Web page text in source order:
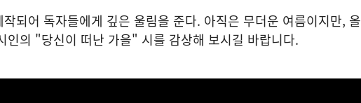
되어 독자들에게 깊은 울림을 준다. 아직은 무더운 여름이지만, 올
인의 "당신이 떠난 가을" 시를 감상해 보시길 바랍니다.